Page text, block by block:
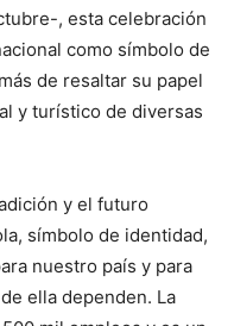
, esta celebración
como símbolo de
de resaltar su papel
y turístico de diversas
y el futuro
símbolo de identidad,
nuestro país y para
ella dependen. La